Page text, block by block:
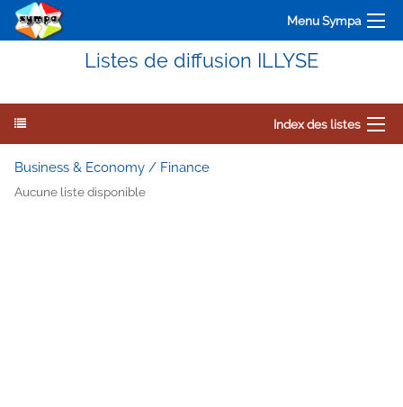
Menu Sympa
Listes de diffusion ILLYSE
Index des listes
Business & Economy / Finance
Aucune liste disponible